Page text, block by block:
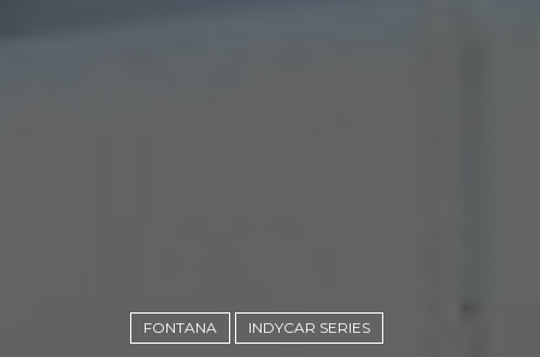
FONTANA INDYCAR SERIES